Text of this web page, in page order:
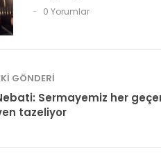
0 Yorumlar
GÖNDERI
Sermayemiz her
tazeliyor